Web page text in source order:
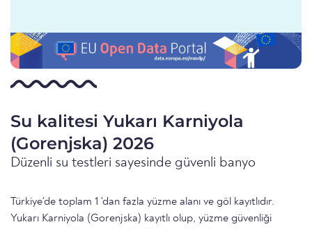
Su kalitesi Yukarı Karniyola
(Gorenjska) 2026
Düzenli su testleri sayesinde güvenli banyo
Türkiye'de toplam 1 'dan fazla yüzme alanı ve göl kayıtlıdır.
Yukarı Karniyola (Gorenjska) kayıtlı olup, yüzme güvenliği